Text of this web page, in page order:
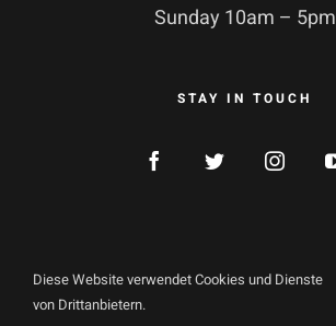
Sunday 10am – 5pm
STAY IN TOUCH
Diese Website verwendet Cookies und Dienste
von Drittanbietern.